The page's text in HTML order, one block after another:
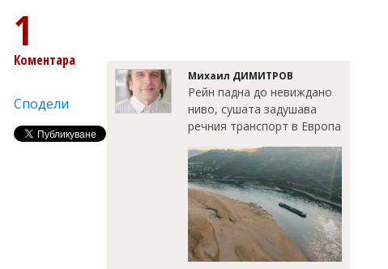
1
Коментара
Сподели
Михаил ДИМИТРОВ
Рейн падна до невиждано
ниво, сушата задушава
речния транспорт в Европа